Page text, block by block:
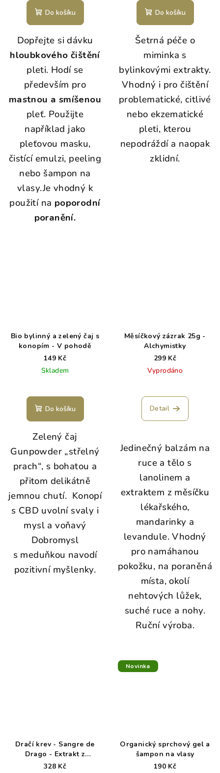
Do košíku
Dopřejte si dávku
hloubkového čištění
pleti. Hodí se
především pro
mastnou a smíšenou
pleť. Použijte
například jako
pleťovou masku,
čistící emulzi, peeling
nebo šampon na
vlasy.Je vhodný k
použití na poporodní
poranění.
Do košíku
Šetrná péče o
miminka s
bylinkovými extrakty.
Vhodný i pro čištění
problematické, citlivé
nebo ekzematické
pleti, kterou
nepodráždí a naopak
zklidní.
Bio bylinný a zelený čaj s
konopím - V pohodě
149 Kč
Skladem
Do košíku
Zelený čaj
Gunpowder „střelný
prach“, s bohatou a
přitom delikátně
jemnou chutí. Konopí
s CBD uvolní svaly i
mysl a voňavý
Dobromysl
s meduňkou navodí
pozitivní myšlenky.
Měsíčkový zázrak 25g -
Alchymistky
299 Kč
Vyprodáno
Detail
Jedinečný balzám na
ruce a tělo s
lanolinem a
extraktem z měsíčku
lékařského,
mandarinky a
levandule. Vhodný
pro namáhanou
pokožku, na poraněná
místa, okolí
nehtových lůžek,
suché ruce a nohy.
Ruční výroba.
Dračí krev - Sangre de
Drago - Extrakt z
pryskyřice 30 ml Goodie
328 Kč
Novinka
Organický sprchový gel a
šampon na vlasy
190 Kč